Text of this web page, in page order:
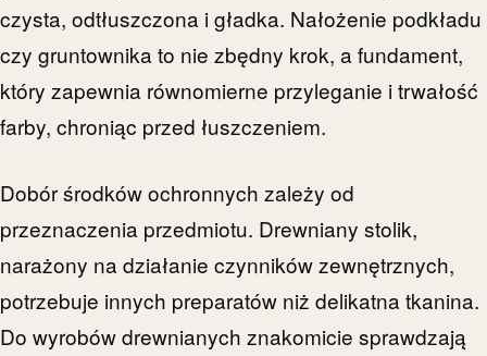
czysta, odtłuszczona i gładka. Nałożenie podkładu
czy gruntownika to nie zbędny krok, a fundament,
który zapewnia równomierne przyleganie i trwałość
farby, chroniąc przed łuszczeniem.
Dobór środków ochronnych zależy od
przeznaczenia przedmiotu. Drewniany stolik,
narażony na działanie czynników zewnętrznych,
potrzebuje innych preparatów niż delikatna tkanina.
Do wyrobów drewnianych znakomicie sprawdzają